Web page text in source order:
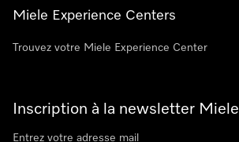
Miele Experience Centers
Trouvez votre Miele Experience Center
Inscription à la newsletter Miele